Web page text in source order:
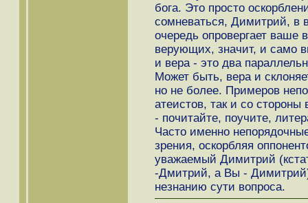
бога. Это просто
сомневаться, Димитрий, в
очередь опровергает ваше
верующих, значит, и само
и вера - это два
Может быть, вера и
но не более. Примеров
атеистов, так и со
- почитайте, поучите,
Часто именно
зрения, оскорбляя
уважаемый Димитрий
-Дмитрий, а Вы -
незнанию сути вопроса.